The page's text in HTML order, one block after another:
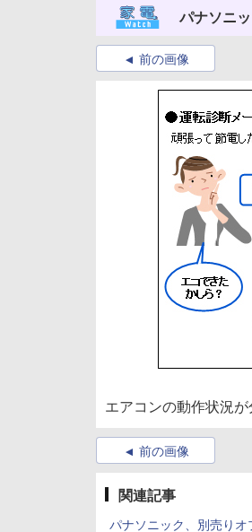
パナソニ
前の画像
エアコンの動作状況
前の画像
関連記事
パナソニック、別売り